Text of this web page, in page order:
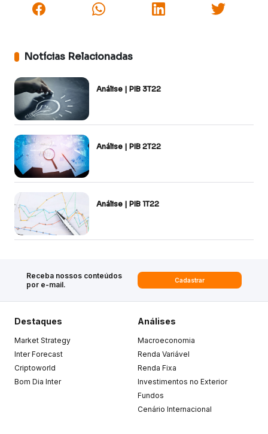
Notícias Relacionadas
Análise | PIB 3T22
Análise | PIB 2T22
Análise | PIB 1T22
Receba nossos conteúdos
por e-mail.
Cadastrar
Destaques
Market Strategy
Inter Forecast
Criptoworld
Bom Dia Inter
Análises
Macroeconomia
Renda Variável
Renda Fixa
Investimentos no Exterior
Fundos
Cenário Internacional